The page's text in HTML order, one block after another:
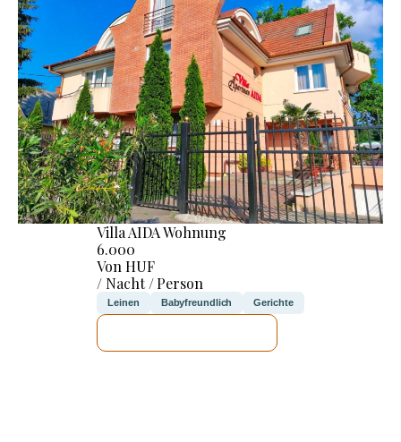
Villa AIDA Wohnung
6.000
Von HUF
/ Nacht / Person
Leinen Babyfreundlich Gerichte